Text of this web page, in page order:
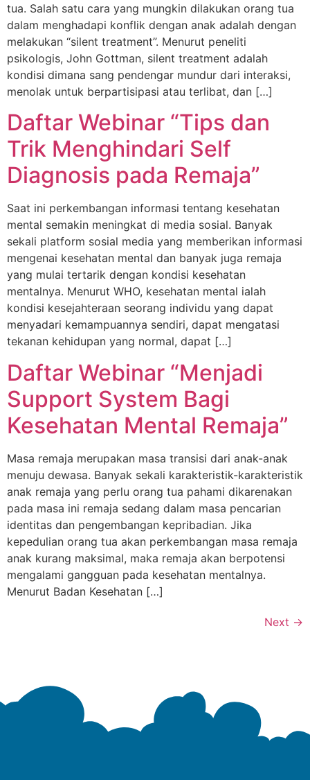
tua. Salah satu cara yang mungkin dilakukan orang tua
dalam menghadapi konflik dengan anak adalah dengan
melakukan “silent treatment”. Menurut peneliti
psikologis, John Gottman, silent treatment adalah
kondisi dimana sang pendengar mundur dari interaksi,
menolak untuk berpartisipasi atau terlibat, dan […]
Daftar Webinar “Tips dan
Trik Menghindari Self
Diagnosis pada Remaja”
Saat ini perkembangan informasi tentang kesehatan
mental semakin meningkat di media sosial. Banyak
sekali platform sosial media yang memberikan informasi
mengenai kesehatan mental dan banyak juga remaja
yang mulai tertarik dengan kondisi kesehatan
mentalnya. Menurut WHO, kesehatan mental ialah
kondisi kesejahteraan seorang individu yang dapat
menyadari kemampuannya sendiri, dapat mengatasi
tekanan kehidupan yang normal, dapat […]
Daftar Webinar “Menjadi
Support System Bagi
Kesehatan Mental Remaja”
Masa remaja merupakan masa transisi dari anak-anak
menuju dewasa. Banyak sekali karakteristik-karakteristik
anak remaja yang perlu orang tua pahami dikarenakan
pada masa ini remaja sedang dalam masa pencarian
identitas dan pengembangan kepribadian. Jika
kepedulian orang tua akan perkembangan masa remaja
anak kurang maksimal, maka remaja akan berpotensi
mengalami gangguan pada kesehatan mentalnya.
Menurut Badan Kesehatan […]
Next →